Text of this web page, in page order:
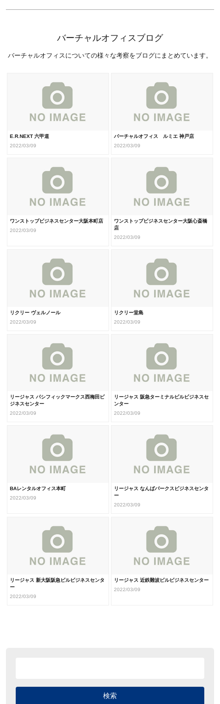
バーチャルオフィスブログ
バーチャルオフィスについての様々な考察をブログにまとめています。
E.R.NEXT 六甲道
2022/03/09
バーチャルオフィス ルミエ 神戸店
2022/03/09
ワンストップビジネスセンター大阪本町店
2022/03/09
ワンストップビジネスセンター大阪心斎橋
店
2022/03/09
リクリー ヴェルノール
2022/03/09
リクリー堂島
2022/03/09
リージャス パシフィックマークス西梅田ビ
ジネスセンター
2022/03/09
リージャス 阪急ターミナルビルビジネスセ
ンター
2022/03/09
BAレンタルオフィス本町
2022/03/09
リージャス なんばパークスビジネスセンタ
ー
2022/03/09
リージャス 新大阪阪急ビルビジネスセンタ
ー
2022/03/09
リージャス 近鉄難波ビルビジネスセンター
2022/03/09